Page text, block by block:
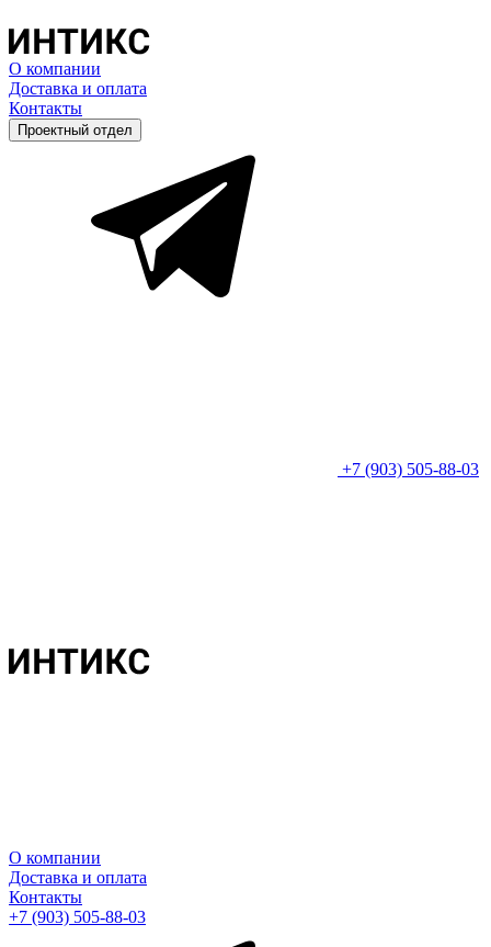
О компании
Доставка и оплата
Контакты
Проектный отдел
+7 (903) 505-88-03
О компании
Доставка и оплата
Контакты
+7 (903) 505-88-03